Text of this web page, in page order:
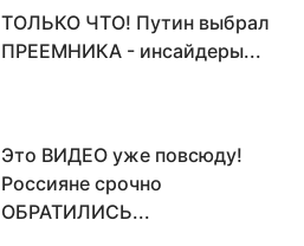
ТОЛЬКО ЧТО! Путин выбрал
ПРЕЕМНИКА - инсайдеры...
Это ВИДЕО уже повсюду!
Россияне срочно
ОБРАТИЛИСЬ...